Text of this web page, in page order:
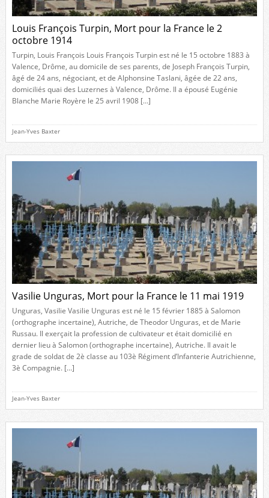
Louis François Turpin, Mort pour la France le 2
octobre 1914
Turpin, Louis François Louis François Turpin est né le 15 octobre 1883 à
Valence, Drôme, au domicile de ses parents, de Joseph François Turpin,
âgé de 24 ans, négociant, et de Alphonsine Taslani, âgée de 22 ans,
domiciliés quai des Luzernes à Valence, Drôme. Il a épousé Eugénie
Blanche Marie Royère le 25 avril 1908 […]
Jean-Yves Baxter
Vasilie Unguras, Mort pour la France le 11 mai 1919
Unguras, Vasilie Vasilie Unguras est né le 15 février 1885 à Salomon
(orthographe incertaine), Autriche, de Theodor Unguras, et de Marie
Russau. Il exerçait la profession de cultivateur et était domicilié en
dernier lieu à Salomon (orthographe incertaine), Autriche. Il avait le
grade de soldat de 2è classe au 103è Régiment d’Infanterie Autrichienne,
3è Compagnie. […]
Jean-Yves Baxter